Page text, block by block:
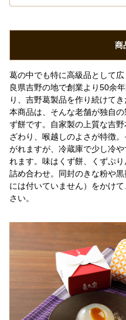
商
葛の中でも特に高級品として
良県吉野の地で創業より50余
り、吉野葛製品を作り続けてき
本商品は、そんな老舗が独自
ず餅です。自家製の上質な吉
ざわり、喉越しのよさが特徴
がれますが、冷蔵庫で少し冷
れます。味はくず餅、くずぷ
詰め合わせ。同封のきな粉や
には付いていません）をかけ
さい。